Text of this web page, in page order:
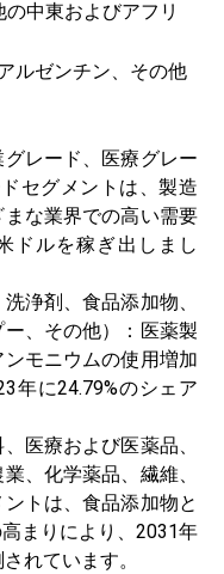
中東およびアフリ
ルゼンチン、その他
レード、医療グレー
セグメントは、製造
な業界での高い需要
ドルを稼ぎ出しまし
浄剤、食品添加物、
、その他）：医薬製
モニウムの使用増加
年に24.79%のシェア
医療および医薬品、
、化学薬品、繊維、
トは、食品添加物と
まりにより、2031年
れています。